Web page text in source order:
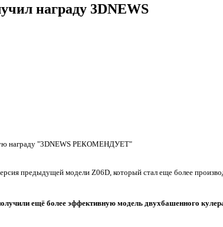
награду 3DNEWS
награду "3DNEWS РЕКОМЕНДУЕТ"
предыдущей модели Z06D, который стал еще более
ещё более эффективную модель двухбашенного